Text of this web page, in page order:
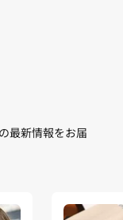
最新情報をお届